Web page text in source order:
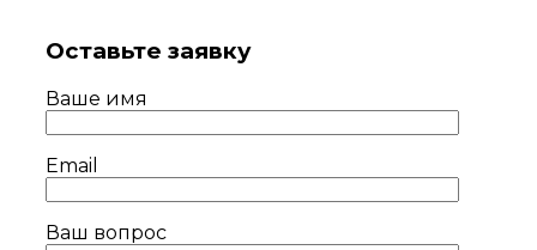
Оставьте заявку
Ваше имя
Email
Ваш вопрос